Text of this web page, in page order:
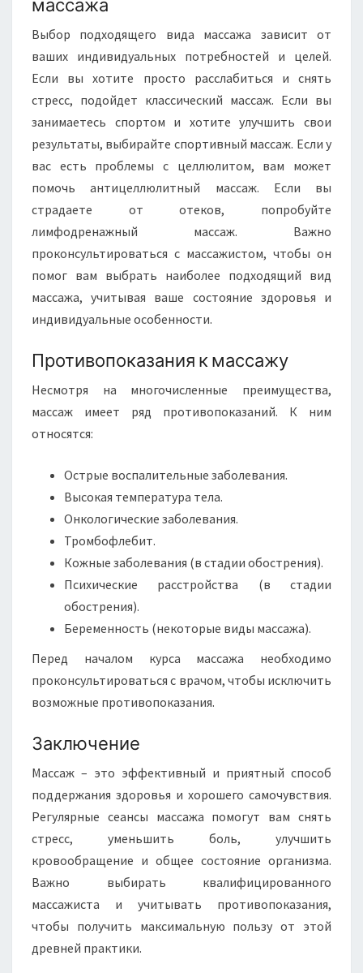
массажа
Выбор подходящего вида массажа зависит от
ваших индивидуальных потребностей и целей.
Если вы хотите просто расслабиться и снять
стресс, подойдет классический массаж. Если вы
занимаетесь спортом и хотите улучшить свои
результаты, выбирайте спортивный массаж. Если у
вас есть проблемы с целлюлитом, вам может
помочь антицеллюлитный массаж. Если вы
страдаете от отеков, попробуйте
лимфодренажный массаж. Важно
проконсультироваться с массажистом, чтобы он
помог вам выбрать наиболее подходящий вид
массажа, учитывая ваше состояние здоровья и
индивидуальные особенности.
Противопоказания к массажу
Несмотря на многочисленные преимущества,
массаж имеет ряд противопоказаний. К ним
относятся:
Острые воспалительные заболевания.
Высокая температура тела.
Онкологические заболевания.
Тромбофлебит.
Кожные заболевания (в стадии обострения).
Психические расстройства (в стадии
обострения).
Беременность (некоторые виды массажа).
Перед началом курса массажа необходимо
проконсультироваться с врачом, чтобы исключить
возможные противопоказания.
Заключение
Массаж – это эффективный и приятный способ
поддержания здоровья и хорошего самочувствия.
Регулярные сеансы массажа помогут вам снять
стресс, уменьшить боль, улучшить
кровообращение и общее состояние организма.
Важно выбирать квалифицированного
массажиста и учитывать противопоказания,
чтобы получить максимальную пользу от этой
древней практики.